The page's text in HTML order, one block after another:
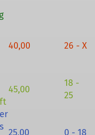
40,00 26 - X
45,00
18 -
25
25,00 0 - 18